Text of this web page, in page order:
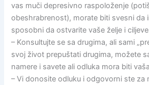
vas muči depresivno raspoloženje
obeshrabrenost), morate biti svesni da
sposobni da ostvarite vaše želje i
– Konsultujte se sa drugima, ali sami
svoj život prepuštati drugima, možete
namere i savete ali odluka mora biti
– Vi donosite odluku i odgovorni ste za